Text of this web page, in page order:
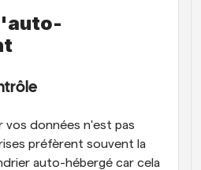
vos données n'est pas
préfèrent souvent la
auto-hébergé car cela